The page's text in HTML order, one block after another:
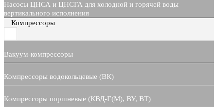
Насосы ЦНСА и ЦНСГА для холодной и горячей воды
вертикального исполнения
Компрессоры
Вакуум-компрессоры
Компрессоры водокольцевые (ВК)
Компрессоры поршневые (КВД-Г(М), ВУ, ВТ)